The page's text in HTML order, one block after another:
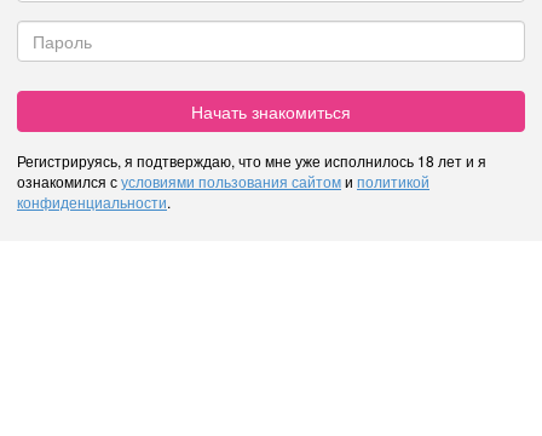
Начать знакомиться
Регистрируясь, я подтверждаю, что мне уже исполнилось 18 лет и я
ознакомился сусловиями пользования сайтоми политикой
конфиденциальности.